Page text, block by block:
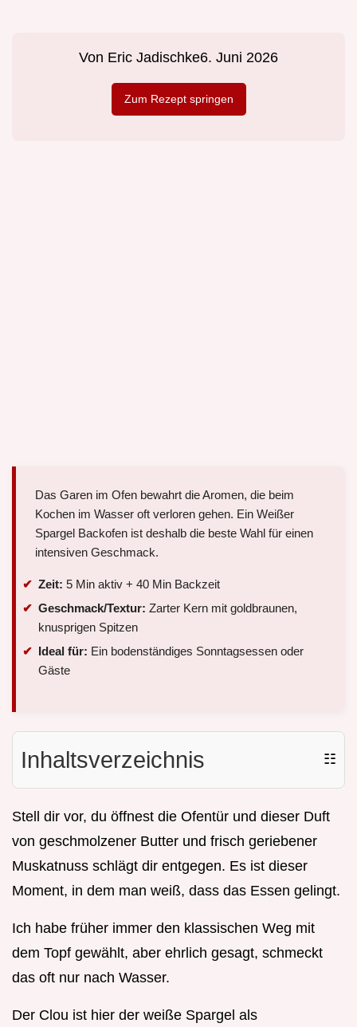
Von Eric Jadischke6. Juni 2026
Zum Rezept springen
Das Garen im Ofen bewahrt die Aromen, die beim
Kochen im Wasser oft verloren gehen. Ein Weißer
Spargel Backofen ist deshalb die beste Wahl für einen
intensiven Geschmack.
Zeit: 5 Min aktiv + 40 Min Backzeit
Geschmack/Textur: Zarter Kern mit goldbraunen,
knusprigen Spitzen
Ideal für: Ein bodenständiges Sonntagsessen oder
Gäste
Inhaltsverzeichnis ☷
Stell dir vor, du öffnest die Ofentür und dieser Duft
von geschmolzener Butter und frisch geriebener
Muskatnuss schlägt dir entgegen. Es ist dieser
Moment, in dem man weiß, dass das Essen gelingt.
Ich habe früher immer den klassischen Weg mit
dem Topf gewählt, aber ehrlich gesagt, schmeckt
das oft nur nach Wasser.
Der Clou ist hier der weiße Spargel als